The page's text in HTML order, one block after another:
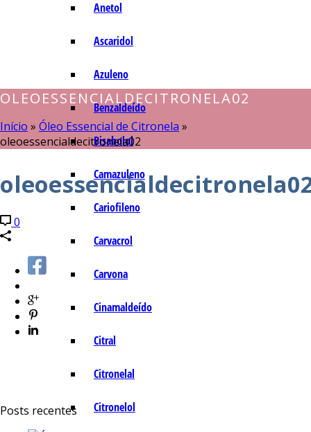
Anetol
Ascaridol
Azuleno
Benzaldeído
Bisabolol
Camazuleno
Cariofileno
Carvacrol
Carvona
Cinamaldeído
Citral
Citronelal
Citronelol
OLEOESSENCIALDECITRONELA02
Início » Óleo Essencial de Citronela »
oleoessencialdecitronela02
0
Posts recentes